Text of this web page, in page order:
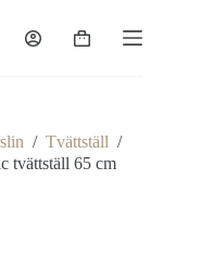
Varukorg
/ Tvättställ /
tvättställ 65 cm